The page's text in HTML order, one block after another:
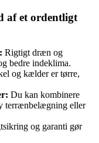
af et ordentligt
Rigtigt dræn og
bedre indeklima.
og kælder er tørre,
Du kan kombinere
terrænbelægning eller
og garanti gør